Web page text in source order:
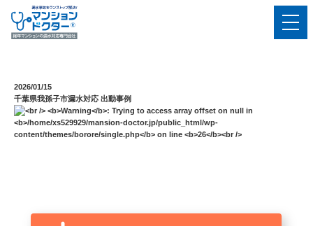
2026/01/15
千葉県我孫⼦市漏水対応 出動事例